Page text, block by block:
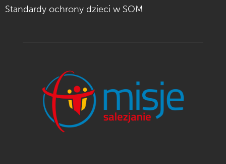
Standardy ochrony dzieci w SOM